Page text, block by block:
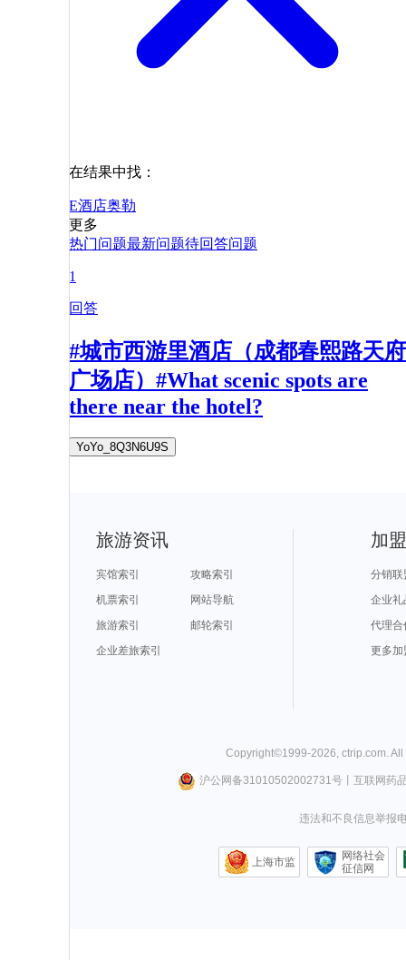
在结果中找：
E酒店奥勒
更多
热门问题最新问题待回答问题
1
回答
#城市西游里酒店（成都春熙路天府
广场店）#What scenic spots are
there near the hotel?
YoYo_8Q3N6U9S
旅游资讯
宾馆索引
攻略索引
机票索引
网站导航
旅游索引
邮轮索引
企业差旅索引
加
分销联
企业礼
代理合
更多加
Copyright©1999-2026 ctrip.com .
沪公网备31010502002731号丨 互联网药
违法和不良信息举报
上海市监
网络社会
征信网